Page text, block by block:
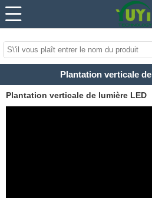
......
Plantation verticale
Plantation verticale de lumière LED